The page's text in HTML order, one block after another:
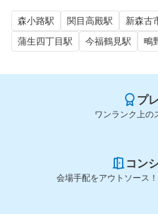
森小路駅 関目高殿駅 新森古
蒲生四丁目駅
今福鶴見駅 鴫
プ
ワンランク上の
コン
会場手配をアウトソース